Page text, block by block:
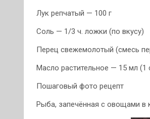
Лук репчатый — 100 г
Соль — 1/3 ч. ложки (по вкусу)
Перец свежемолотый (смесь
Масло растительное — 15 мл (1
Пошаговый фото рецепт
Рыба, запечённая с овощами в